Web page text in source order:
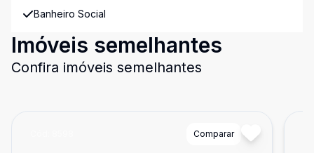
Banheiro Social
Imóveis semelhantes
Confira imóveis semelhantes
Comparar